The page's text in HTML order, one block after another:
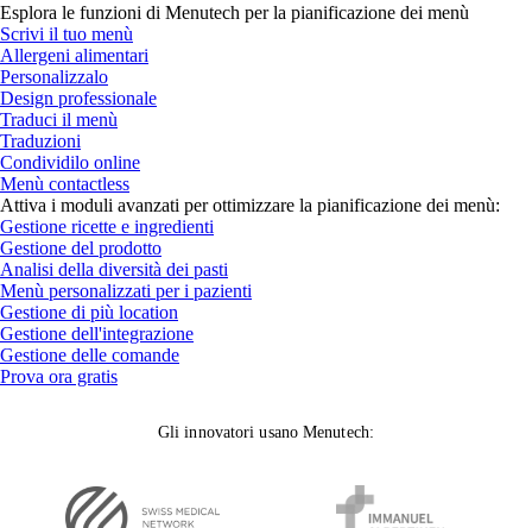
Esplora le funzioni di Menutech per la pianificazione dei menù
Scrivi il tuo menù
Allergeni alimentari
Personalizzalo
Design professionale
Traduci il menù
Traduzioni
Condividilo online
Menù contactless
Attiva i moduli avanzati per ottimizzare la pianificazione dei menù:
Gestione ricette e ingredienti
Gestione del prodotto
Analisi della diversità dei pasti
Menù personalizzati per i pazienti
Gestione di più location
Gestione dell'integrazione
Gestione delle comande
Prova ora gratis
Gli innovatori usano Menutech: